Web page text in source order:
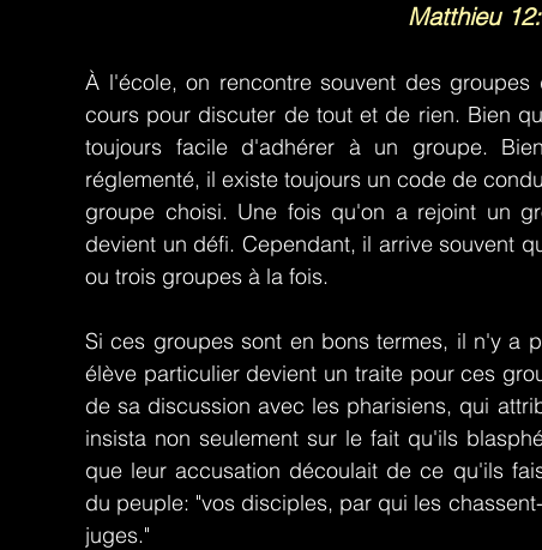
Matthieu
À l'école, on rencontre souvent des
cours pour discuter de tout et de rien. Bien
toujours facile d'adhérer à un groupe.
réglementé, il existe toujours un code de
groupe choisi. Une fois qu'on a rejoint un
devient un défi. Cependant, il arrive souvent
ou trois groupes à la fois.
Si ces groupes sont en bons termes, il n'y a
élève particulier devient un traite pour ces
de sa discussion avec les pharisiens, qui
insista non seulement sur le fait qu'ils
que leur accusation découlait de ce qu'ils
du peuple: "vos disciples, par qui les
juges."